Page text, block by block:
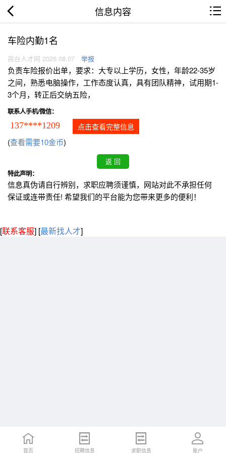
信息内容
车险内勤1名
高台人才网 2026.08.07 举报
负责车险报价出单，要求：大专以上学历，女性，年龄22-35岁
之间，熟悉电脑操作，工作态度认真，具有团队精神，试用期1-
3个月，转正后交纳五险，
联系人手机/微信：
137****1209 点击查看完整信息
(查看需要10金币)
特此声明：
信息真伪请自行辨别，求职应聘须谨慎，网站对此不承担任何
保证或连带责任! 希望我们的平台能为您带来更多的便利！
[联系客服] [最新找人才]
首页 招聘信息 求职信息 账户